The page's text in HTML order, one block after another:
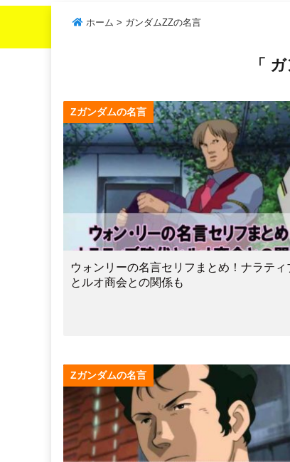
ホーム > ガンダムZZの名言
「
Zガンダムの名言
ウォンリーの名言セリフまとめ！ナラティ
とルオ商会との関係も
Zガンダムの名言